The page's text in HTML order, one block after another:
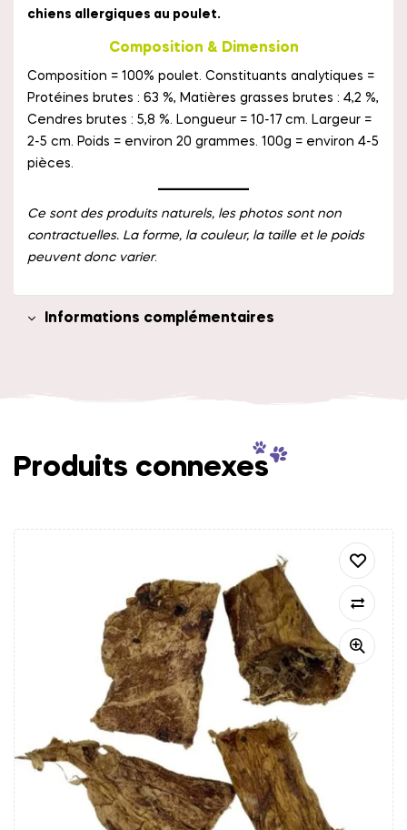
chiens allergiques au poulet.
Composition & Dimension
Composition = 100% poulet. Constituants analytiques =
Protéines brutes : 63 %, Matières grasses brutes : 4,2 %,
Cendres brutes : 5,8 %. Longueur = 10-17 cm. Largeur =
2-5 cm. Poids = environ 20 grammes. 100g = environ 4-5
pièces.
Ce sont des produits naturels, les photos sont non
contractuelles. La forme, la couleur, la taille et le poids
peuvent donc varier.
Informations complémentaires
Produits connexes